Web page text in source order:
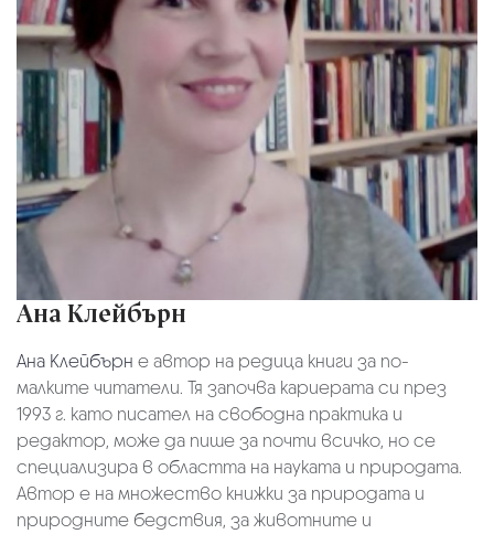
Ана Клейбърн
Ана Клейбърн е автор на редица книги за по-
малките читатели. Тя започва кариерата си през
1993 г. като писател на свободна практика и
редактор, може да пише за почти всичко, но се
специализира в областта на науката и природата.
Автор е на множество книжки за природата и
природните бедствия, за животните и